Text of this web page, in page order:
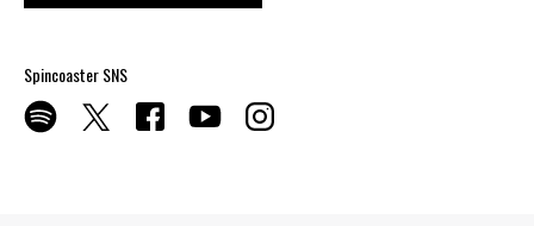
Spincoaster SNS